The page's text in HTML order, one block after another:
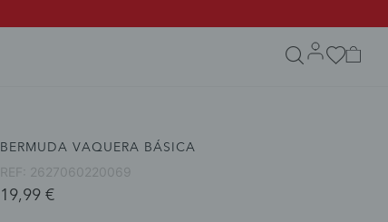
BERMUDA VAQUERA BÁSICA
REF: 2627060220069
19,99 €